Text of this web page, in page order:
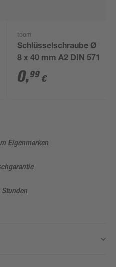
toom
Schlüsselschraube Ø
8 x 40 mm A2 DIN 571
0,99 €
Eigenmarken